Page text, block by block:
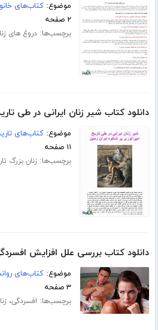
موضوع:کتاب‌های
۲ صفحه
برچسب‌ها:دروغ های
دانلود کتاب شیر زنان ایرانی در طی
موضوع:کتاب‌های
۱۱ صفحه
برچسب‌ها: زنان بزرگ
دانلود کتاب بررسی علل افزایش
موضوع:کتاب‌های
۳ صفحه
برچسب‌ها: افسردگی،